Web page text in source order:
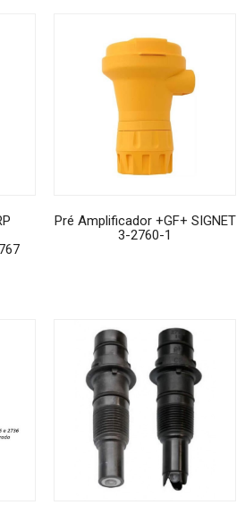
Pré Amplificador +GF+ SIGNET
3-2760-1